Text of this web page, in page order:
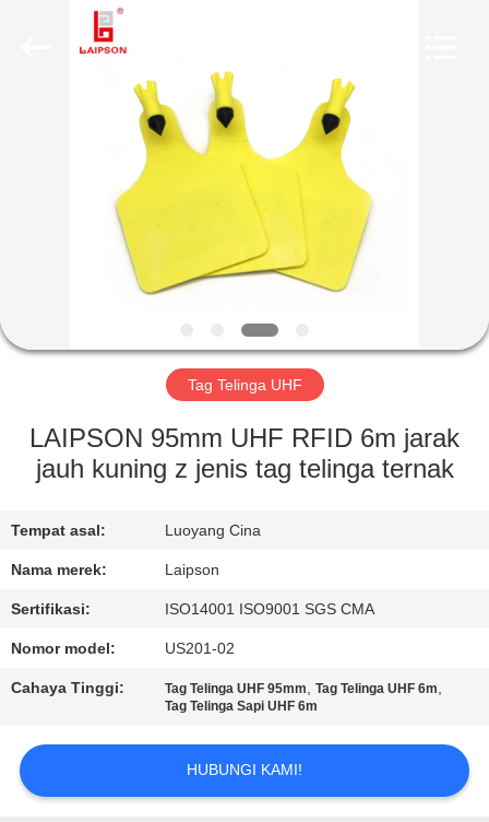
PRODUK
TENTANG
TUR
KONTROL
HUBUNGI
KAMI
PERMINTAAN
PENAWARAN
Tag Telinga UHF
LAIPSON 95mm UHF RFID 6m jarak
jauh kuning z jenis tag telinga ternak
Tempat asal: Luoyang Cina
Nama merek: Laipson
Sertifikasi: ISO14001 ISO9001 SGS CMA
Nomor model: US201-02
Cahaya Tinggi: Tag Telinga UHF 95mm,Tag Telinga UHF 6m,
Tag Telinga Sapi UHF 6m
HUBUNGI KAMI!